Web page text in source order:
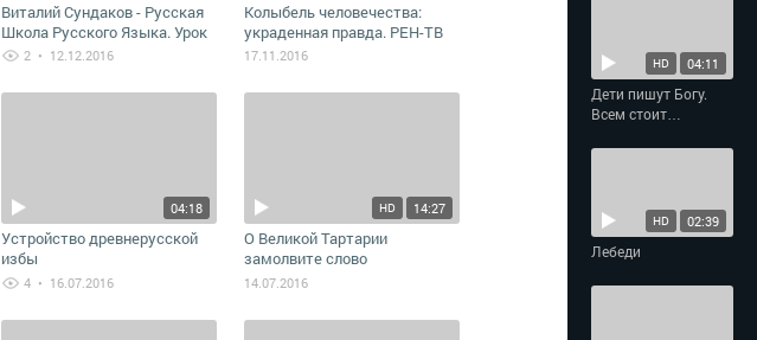
Виталий Сундаков - Русская
Школа Русского Языка. Урок
6 / 2 июля 2016
2 • 12.12.2016
Колыбель человечества:
украденная правда. РЕН-ТВ
17.11.2016
04:18
Устройство древнерусской
избы
4 • 16.07.2016
14:27
HD
О Великой Тартарии
замолвите слово
14.07.2016
04:11
HD
Дети пишут Богу.
Всем стоит
02:39
HD
Лебеди